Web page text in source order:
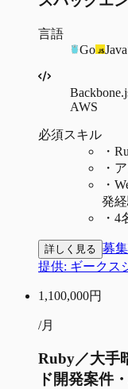
言語
Go
AWS
必須スキル
・
・
・
発
・ 4
詳しく見る 募
提供: ギークス
1,100,000円
/月
Ruby／大手
ド開発案件